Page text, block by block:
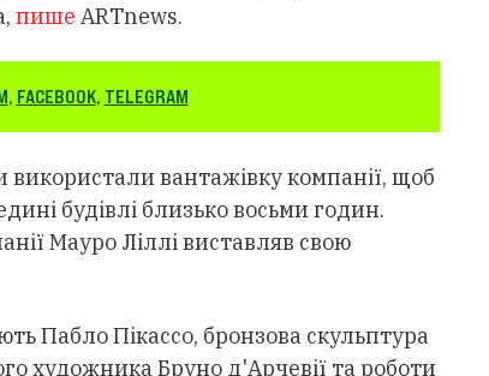
пише ARTnews.
, FACEBOOK, TELEGRAM
вантажівку компанії, щоб
будівлі близько восьми годин.
Мауро Ліллі виставляв свою
Пабло Пікассо, бронзова скульптура
художника Бруно д'Арчевії та роботи